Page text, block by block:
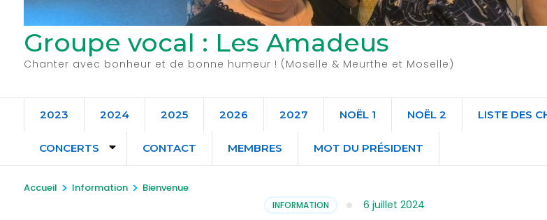
Groupe vocal : Les Amadeus
Chanter avec bonheur et de bonne humeur ! (Moselle & Meurthe et Moselle)
2023 2024 2025 2026 2027 NOËL 1 NOËL 2 LISTE DES
CONCERTS CONTACT MEMBRES MOT DU PRÉSIDENT
Accueil > Information > Bienvenue
INFORMATION 6 juillet 2024